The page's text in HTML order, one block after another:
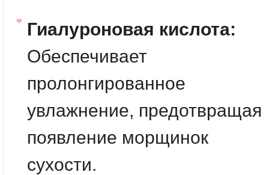
Гиалуроновая кислота:
Обеспечивает
пролонгированное
увлажнение, предотвращая
появление морщинок
сухости.